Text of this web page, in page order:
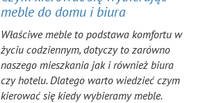
meble do domu i biura
Właściwe meble to podstawa komfortu w
życiu codziennym, dotyczy to zarówno
naszego mieszkania jak i również biura
czy hotelu. Dlatego warto wiedzieć czym
kierować się kiedy wybieramy meble.